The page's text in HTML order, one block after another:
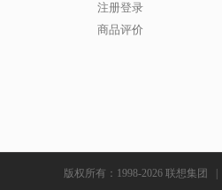
注册登录
商品评价
版权所有：1998-2026 联想集团